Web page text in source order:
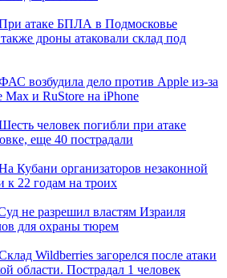
атаке БПЛА в Подмосковье
дроны атаковали склад под
возбудила дело против Apple из-за
Max и RuStore на iPhone
человек погибли при атаке
еще 40 пострадали
Кубани организаторов незаконной
к 22 годам на троих
не разрешил властям Израиля
для охраны тюрем
Wildberries загорелся после атаки
области. Пострадал 1 человек